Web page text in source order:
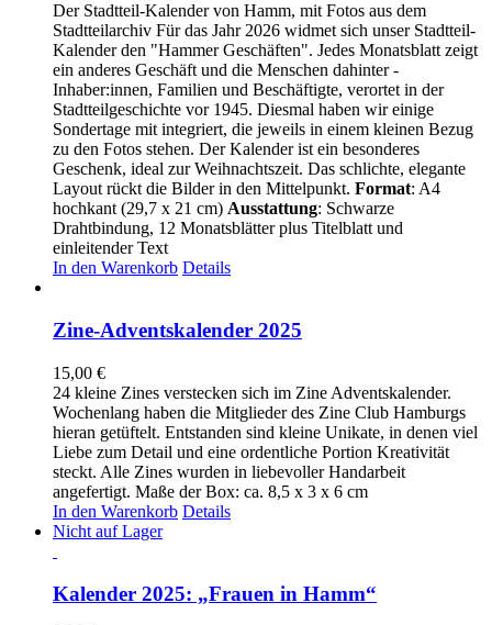
Der Stadtteil-Kalender von Hamm, mit Fotos aus dem
Stadtteilarchiv Für das Jahr 2026 widmet sich unser Stadtteil-
Kalender den "Hammer Geschäften". Jedes Monatsblatt zeigt
ein anderes Geschäft und die Menschen dahinter -
Inhaber:innen, Familien und Beschäftigte, verortet in der
Stadtteilgeschichte vor 1945. Diesmal haben wir einige
Sondertage mit integriert, die jeweils in einem kleinen Bezug
zu den Fotos stehen. Der Kalender ist ein besonderes
Geschenk, ideal zur Weihnachtszeit. Das schlichte, elegante
Layout rückt die Bilder in den Mittelpunkt. Format: A4
hochkant (29,7 x 21 cm) Ausstattung: Schwarze
Drahtbindung, 12 Monatsblätter plus Titelblatt und
einleitender Text
In den Warenkorb Details
Zine-Adventskalender 2025
15,00 €
24 kleine Zines verstecken sich im Zine Adventskalender.
Wochenlang haben die Mitglieder des Zine Club Hamburgs
hieran getüftelt. Entstanden sind kleine Unikate, in denen viel
Liebe zum Detail und eine ordentliche Portion Kreativität
steckt. Alle Zines wurden in liebevoller Handarbeit
angefertigt. Maße der Box: ca. 8,5 x 3 x 6 cm
In den Warenkorb Details
Nicht auf Lager
Kalender 2025: „Frauen in Hamm“